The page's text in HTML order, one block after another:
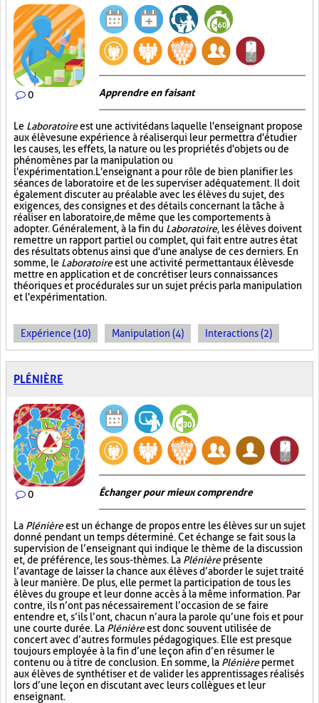
0 Apprendre en faisant
Le Laboratoireest une activité dans laquelle l'enseignant propose
aux élèves une expérience à réaliser qui leur permettra d'étudier
les causes, les effets, la nature ou les propriétés d'objets ou de
phénomènes par la manipulation ou
l'expérimentation. L'enseignant a pour rôle de bien planifier les
séances de laboratoire et de les superviser adéquatement. Il doit
également discuter au préalable avec les élèves du sujet, des
exigences, des consignes et des détails concernant la tâche à
réaliser en laboratoire, de même que les comportements à
adopter. Généralement, à la fin du Laboratoire, les élèves doivent
remettre un rapport partiel ou complet, qui fait entre autres état
des résultats obtenus ainsi que d'une analyse de ces derniers. En
somme, le Laboratoireest une activité permettant aux élèves de
mettre en application et de concrétiser leurs connaissances
théoriques et procédurales sur un sujet précis par la manipulation
et l'expérimentation.
Expérience (10) Manipulation (4) Interactions (2)
PLÉNIÈRE
0 Échanger pour mieux comprendre
La Plénièreest un échange de propos entre les élèves sur un sujet
donné pendant un temps déterminé. Cet échange se fait sous la
supervision de l’enseignant qui indique le thème de la discussion
et, de préférence, les sous-thèmes. La Plénièreprésente
l’avantage de laisser la chance aux élèves d’aborder le sujet traité
à leur manière. De plus, elle permet la participation de tous les
élèves du groupe et leur donne accès à la même information. Par
contre, ils n’ont pas nécessairement l’occasion de se faire
entendre et, s’ils l’ont, chacun n’aura la parole qu’une fois et pour
une courte durée. La Plénièreest donc souvent utilisée de
concert avec d’autres formules pédagogiques. Elle est presque
toujours employée à la fin d’une leçon afin d’en résumer le
contenu ou à titre de conclusion. En somme, la Plénièrepermet
aux élèves de synthétiser et de valider les apprentissages réalisés
lors d’une leçon en discutant avec leurs collègues et leur
enseignant.